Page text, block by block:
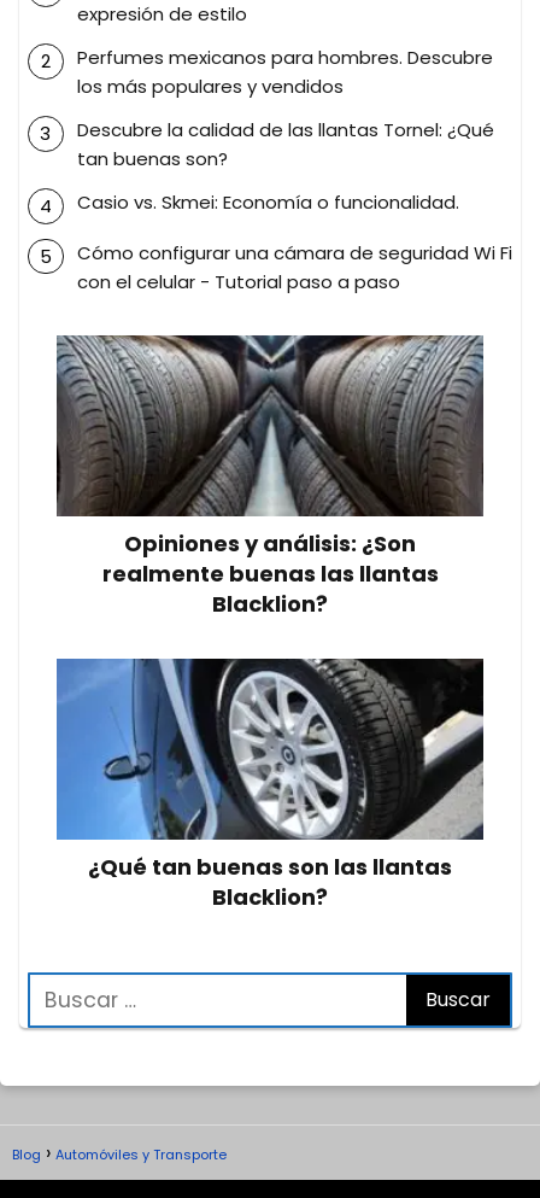
expresión de estilo
Perfumes mexicanos para hombres. Descubre
los más populares y vendidos
Descubre la calidad de las llantas Tornel: ¿Qué
tan buenas son?
Casio vs. Skmei: Economía o funcionalidad.
Cómo configurar una cámara de seguridad Wi Fi
con el celular - Tutorial paso a paso
Opiniones y análisis: ¿Son
realmente buenas las llantas
Blacklion?
¿Qué tan buenas son las llantas
Blacklion?
Blog Automóviles y Transporte